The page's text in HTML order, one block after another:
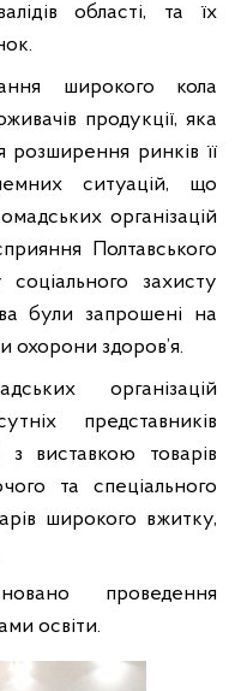
області, та їх
широкого кола
продукції, яка
розширення ринків її
ситуацій, що
організацій
Полтавського
захисту
були запрошені на
охорони здоров’я.
організацій
представників
з виставкою товарів
та спеціального
широкого вжитку,
проведення
освіти.